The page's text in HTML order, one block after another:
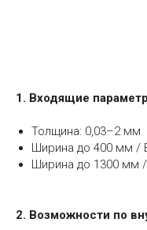
1. Входящие
Толщина: 0,03–2 мм
Ширина до 400 мм /
Ширина до 1300 мм
2. Возможности по